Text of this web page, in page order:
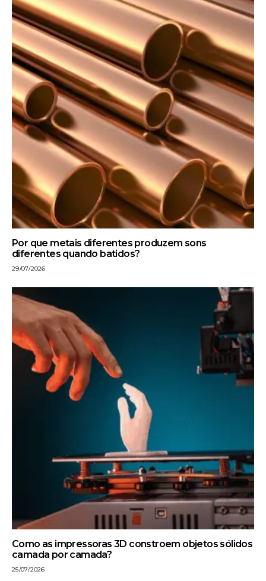
Por que metais diferentes produzem sons
diferentes quando batidos?
29/07/2026
Como as impressoras 3D constroem objetos sólidos
camada por camada?
25/07/2026